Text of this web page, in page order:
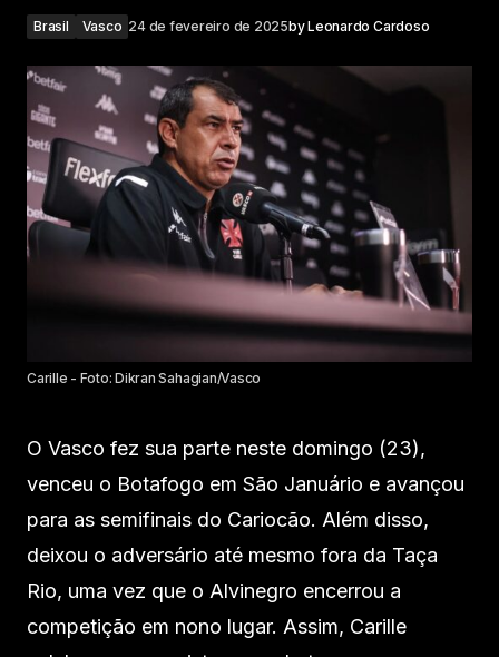
Brasil Vasco 24 de fevereiro de 2025byLeonardo Cardoso
Carille - Foto: Dikran Sahagian/Vasco
O Vasco fez sua parte neste domingo (23),
venceu o Botafogo em São Januário e avançou
para as semifinais do Cariocão. Além disso,
deixou o adversário até mesmo fora da Taça
Rio, uma vez que o Alvinegro encerrou a
competição em nono lugar. Assim, Carille